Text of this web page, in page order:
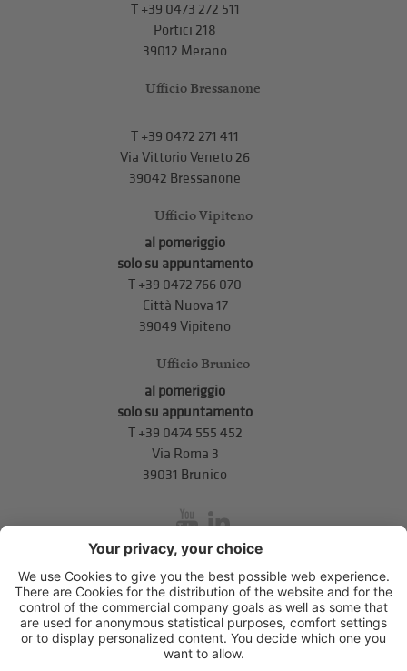
T+39 0473 272 511
Portici 218
39012 Merano
Ufficio Bressanone
T +39 0472 271 411
Via Vittorio Veneto 26
39042 Bressanone
Ufficio Vipiteno
al pomeriggio
solo su appuntamento
T +39 0472 766 070
Città Nuova 17
39049 Vipiteno
Ufficio Brunico
al pomeriggio
solo su appuntamento
T+39 0474 555 452
Via Roma 3
39031 Brunico
inService
Via di Mezzo ai Piani 5 ,39100 Bolzano.T+39 0471 310 311.
info@unione-bz.it
Impressum
Privacy